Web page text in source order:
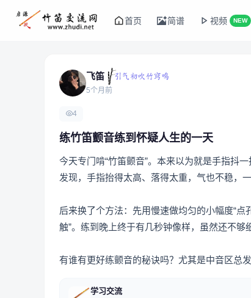
首页 简谱 视频 NEW
飞笛
5个月前
4
练竹笛颤音练到怀疑人生的一天
今天专门啃“竹笛颤音”。本来以为就是手指抖
发现，手指抬得太高、落得太重，气也不稳，
后来换了个方法：先用慢速做均匀的小幅度“
触”。练到晚上终于有几秒钟像样，虽然还不够
有谁有更好练颤音的秘诀吗？尤其是中音区总发
学习交流